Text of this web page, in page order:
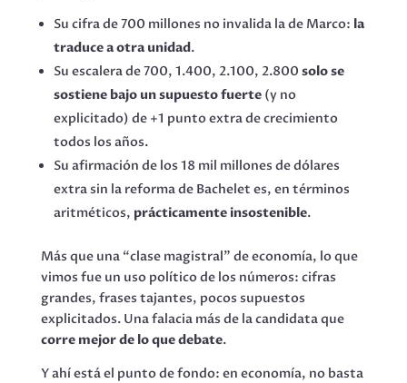
Su cifra de 700 millones no invalida la de Marco: la
traduce a otra unidad.
Su escalera de 700, 1.400, 2.100, 2.800 solo se
sostiene bajo un supuesto fuerte(y no
explicitado) de +1 punto extra de crecimiento
todos los años.
Su afirmación de los 18 mil millones de dólares
extra sin la reforma de Bachelet es, en términos
aritméticos, prácticamente insostenible.
Más que una “clase magistral” de economía, lo que
vimos fue un uso político de los números: cifras
grandes, frases tajantes, pocos supuestos
explicitados. Una falacia más de la candidata que
corre mejor de lo que debate.
Y ahí está el punto de fondo: en economía, no basta